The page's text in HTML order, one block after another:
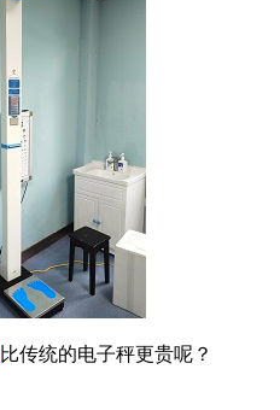
比传统的电子秤更贵呢？